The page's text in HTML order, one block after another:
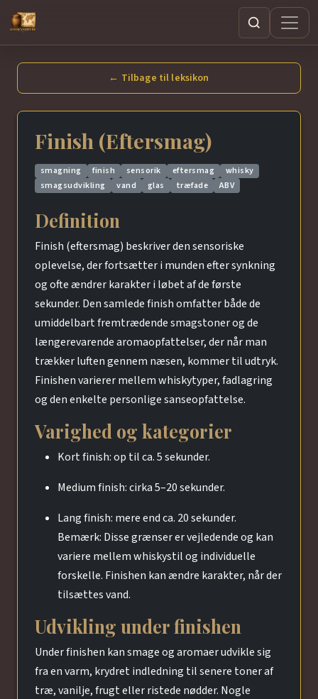
Søg
← Tilbage til leksikon
Finish (Eftersmag)
smagning finish sensorik eftersmag
whisky
smagsudvikling
vand glas træfade ABV
Definition
Finish (eftersmag) beskriver den sensoriske
oplevelse, der fortsætter i munden efter synkning
og ofte ændrer karakter i løbet af de første
sekunder. Den samlede finish omfatter både de
umiddelbart fremtrædende smagstoner og de
længerevarende aromaopfattelser, der når man
trækker luften gennem næsen, kommer til udtryk.
Finishen varierer mellem whiskytyper, fadlagring
og den enkelte personlige sanseopfattelse.
Varighed og kategorier
Kort finish: op til ca. 5 sekunder.
Medium finish: cirka 5–20 sekunder.
Lang finish: mere end ca. 20 sekunder.
Bemærk: Disse grænser er vejledende og kan
variere mellem whiskystil og individuelle
forskelle. Finishen kan ændre karakter, når der
tilsættes vand.
Udvikling under finishen
Under finishen kan smage og aromaer udvikle sig
fra en varm, krydret indledning til senere toner af
træ, vanilje, frugt eller ristede nødder. Nogle